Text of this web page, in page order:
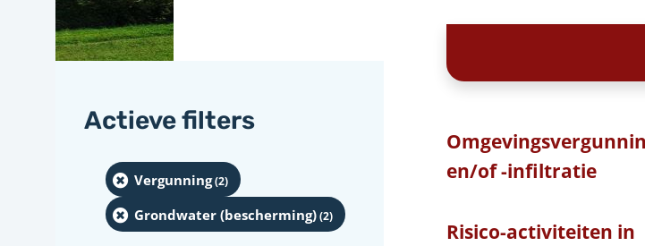
en/of -infiltratie
Risico-activiteiten in
Actieve filters
Vergunning(2)
Grondwater (bescherming)(2)